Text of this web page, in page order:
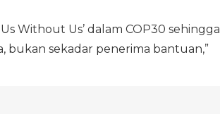
Without Us’ dalam COP30 sehingga
bukan sekadar penerima bantuan,”